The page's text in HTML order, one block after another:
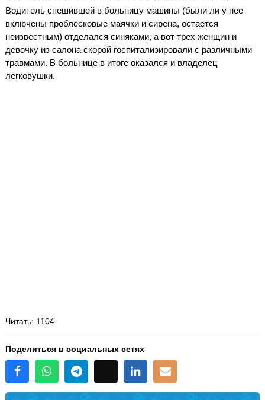
Водитель спешившей в больницу машины (были ли у нее
включены проблесковые маячки и сирена, остается
неизвестным) отделался синяками, а вот трех женщин и
девочку из салона скорой госпитализировали с различными
травмами. В больнице в итоге оказался и владелец
легковушки.
Читать: 1104
Поделиться в социальных сетях